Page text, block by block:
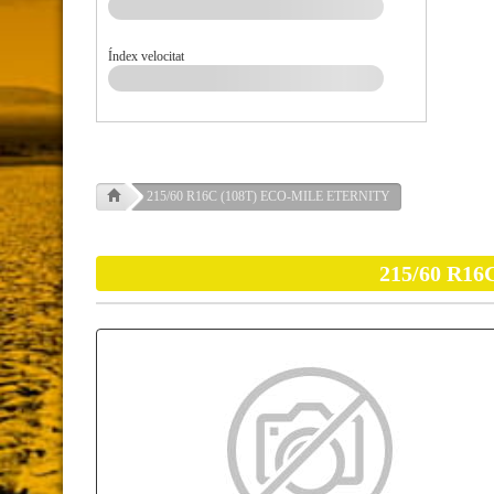
Índex velocitat
215/60 R16C (108T) ECO-MILE ETERNITY
215/60